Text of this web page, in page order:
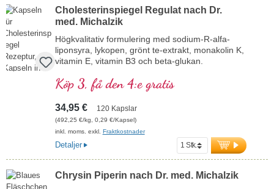
4 000 mg rent Chlorella-pulver per dagsdos (2 x 5
presslingar)
2 120 mg proteiner, 100 mg klorofyll, 30 mg
karotenoider
PAK-värde < 10 μg/kg som tecken på högsta kvalitet
Tillverkad i Tyskland
Veganska presslingar fria från PEG och karragenan
Över 20 års produktionserfarenhet och användning av
Biotikon-produkter
Din hälsa ligger oss varmt om hjärtat
Cholesterinspiegel Regulat nach Dr.
med. Michalzik
Högkvalitativ formulering med sodium-R-alfa-
liponsyra, lykopen, grönt te-extrakt, monakolin K,
vitamin E, vitamin B3 och beta-glukan.
Köp 3, få den 4:e gratis
34,95 € 120 Kapslar
(492,25 €/kg, 0,29 €/Kapsel)
inkl. moms. exkl. Fraktkostnader
Detaljer
Chrysin Piperin nach Dr. med. Michalzik